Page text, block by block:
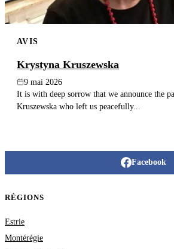
AVIS
Krystyna Kruszewska
9 mai 2026
It is with deep sorrow that we announce the
Kruszewska who left us peacefully...
Facebook
RÉGIONS
Estrie
Montérégie